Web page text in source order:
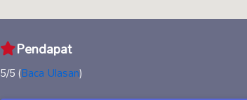
Pendapat
5/5 (Baca Ulasan)